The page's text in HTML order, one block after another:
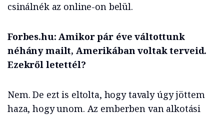
csinálnék az online-on belül.
Forbes.hu: Amikor pár éve váltottunk
néhány mailt, Amerikában voltak terveid.
Ezekről letettél?
Nem. De ezt is eltolta, hogy tavaly úgy jöttem
haza, hogy unom. Az emberben van alkotási